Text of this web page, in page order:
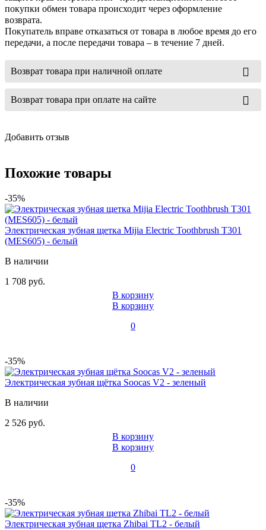
покупки обмен товара происходит через оформление
возврата.
Покупатель вправе отказаться от товара в любое время до его
передачи, а после передачи товара – в течение 7 дней.
Возврат товара при наличной оплате
Возврат товара при оплате на сайте
Добавить отзыв
Похожие товары
-35%
Электрическая зубная щетка Mijia Electric Toothbrush T301
(MES605) - белый
В наличии
1 708 руб.
В корзину
В корзину
0
-35%
Электрическая зубная щётка Soocas V2 - зеленый
В наличии
2 526 руб.
В корзину
В корзину
0
-35%
Электрическая зубная щетка Zhibai TL2 - белый